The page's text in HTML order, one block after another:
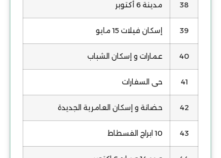
38 مدينة 6 أكتوبر
39 إسكان فيلات 15 مايو
40 عمارات و إسكان الشباب
41 حى السفارات
42 حضانة و إسكان العامرية الجديدة
43 10 ابراج الفسطاط